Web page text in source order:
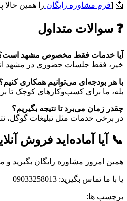
📩 [فرم مشاوره رایگان را همین حالا
❓ سوالات متداول
آیا خدمات فقط مخصوص مشهد
خیر، فقط جلسات حضوری در مشهد
با هر بودجه‌ای می‌توانیم همکاریکنیم؟
بله، ما برای کسب‌وکارهای کوچک تا
چقدر زمان می‌بردتا نتیجه بگیریم؟
در برخی خدمات مثل تبلیغات گوگل،
📞 آیا آماده‌اید فروش
همین امروز مشاوره رایگان بگیرید و
یا با ما تماس بگیرید: 09033258013
برچسب ها: